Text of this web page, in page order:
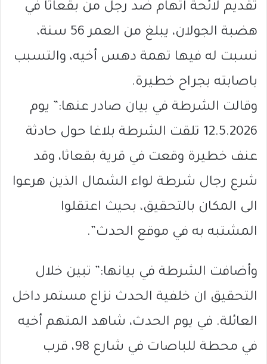
تقديم لائحة اتهام ضد رجل من بقعاثا في
هضبة الجولان، يبلغ من العمر 56 سنة،
نسبت له فيها تهمة دهس أخيه، والتسبب
باصابته بجراح خطيرة.
وقالت الشرطة في بيان صادر عنها:” يوم
12.5.2026 تلقت الشرطة بلاغا حول حادثة
عنف خطيرة وقعت في قرية بقعاثا، وقد
شرع رجال شرطة لواء الشمال الذين هرعوا
الى المكان بالتحقيق، بحيث اعتقلوا
المشتبه به في موقع الحدث”.
وأضافت الشرطة في بيانها:” تبين خلال
التحقيق ان خلفية الحدث نزاع مستمر داخل
العائلة. في يوم الحدث، شاهد المتهم أخيه
في محطة للباصات في شارع 98، قرب